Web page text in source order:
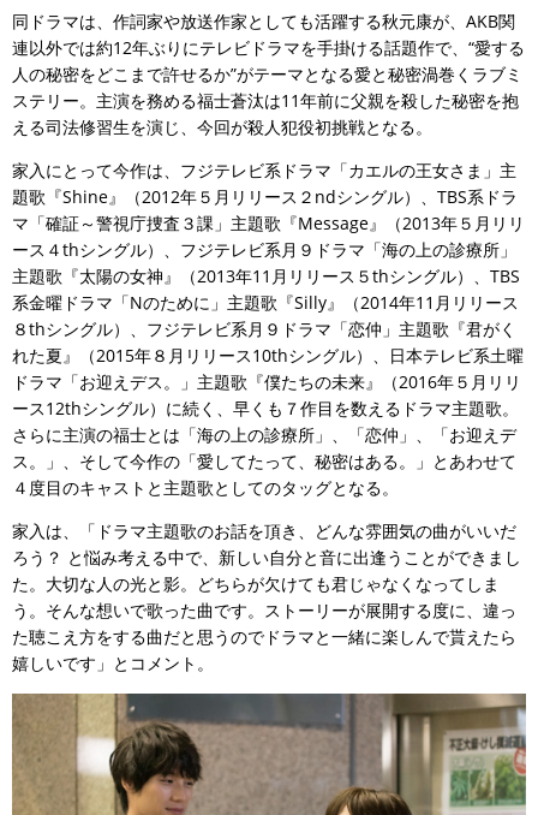
同ドラマは、作詞家や放送作家としても活躍する秋元康が、AKB関
連以外では約12年ぶりにテレビドラマを手掛ける話題作で、“愛する
人の秘密をどこまで許せるか”がテーマとなる愛と秘密渦巻くラブミ
ステリー。主演を務める福士蒼汰は11年前に父親を殺した秘密を抱
える司法修習生を演じ、今回が殺人犯役初挑戦となる。
家入にとって今作は、フジテレビ系ドラマ「カエルの王女さま」主
題歌『Shine』（2012年５月リリース２ndシングル）、TBS系ドラ
マ「確証～警視庁捜査３課」主題歌『Message』（2013年５月リリ
ース４thシングル）、フジテレビ系月９ドラマ「海の上の診療所」
主題歌『太陽の女神』（2013年11月リリース５thシングル）、TBS
系金曜ドラマ「Nのために」主題歌『Silly』（2014年11月リリース
８thシングル）、フジテレビ系月９ドラマ「恋仲」主題歌『君がく
れた夏』（2015年８月リリース10thシングル）、日本テレビ系土曜
ドラマ「お迎えデス。」主題歌『僕たちの未来』（2016年５月リリ
ース12thシングル）に続く、早くも７作目を数えるドラマ主題歌。
さらに主演の福士とは「海の上の診療所」、「恋仲」、「お迎えデ
ス。」、そして今作の「愛してたって、秘密はある。」とあわせて
４度目のキャストと主題歌としてのタッグとなる。
家入は、「ドラマ主題歌のお話を頂き、どんな雰囲気の曲がいいだ
ろう？ と悩み考える中で、新しい自分と音に出逢うことができまし
た。大切な人の光と影。どちらが欠けても君じゃなくなってしま
う。そんな想いで歌った曲です。ストーリーが展開する度に、違っ
た聴こえ方をする曲だと思うのでドラマと一緒に楽しんで貰えたら
嬉しいです」とコメント。